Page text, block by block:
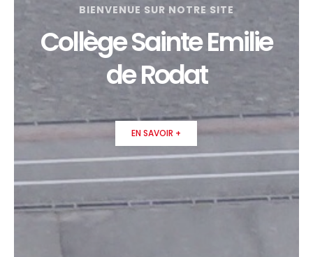
BIENVENUE SUR NOTRE SITE
Collège Sainte Emilie
de Rodat
EN SAVOIR +